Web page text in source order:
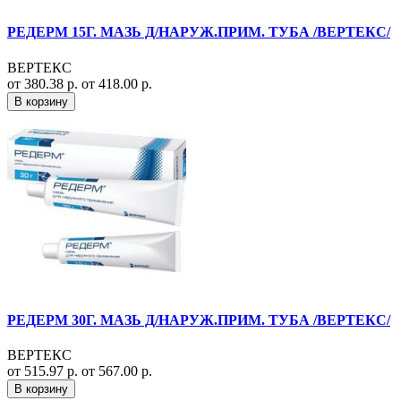
РЕДЕРМ 15Г. МАЗЬ Д/НАРУЖ.ПРИМ. ТУБА /ВЕРТЕКС/
ВЕРТЕКС
от 380.38 р. от 418.00 р.
В корзину
РЕДЕРМ 30Г. МАЗЬ Д/НАРУЖ.ПРИМ. ТУБА /ВЕРТЕКС/
ВЕРТЕКС
от 515.97 р. от 567.00 р.
В корзину